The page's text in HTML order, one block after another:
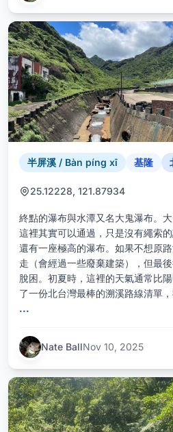
半屏溪 / Bàn píng xī 基隆
25.12228, 121.87934
終點的瀑布與水潭又名大鬼瀑布。
這裡其實可以通過，只是沒有繩索
還有一座極高的瀑布。如果不想原
走（會經過一些廢棄建築），但最
脫困。初夏時，這裡的天氣通常比
了一份北台灣最棒的溯溪路線清單
...
Nate BallNov 10, 2025